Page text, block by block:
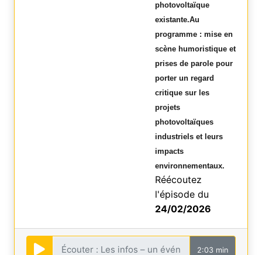
photovoltaïque
existante.Au
programme : mise en
scène humoristique et
prises de parole pour
porter un regard
critique sur les
projets
photovoltaïques
industriels et leurs
impacts
environnementaux.
Réécoutez
l'épisode du
24/02/2026
2:03 min